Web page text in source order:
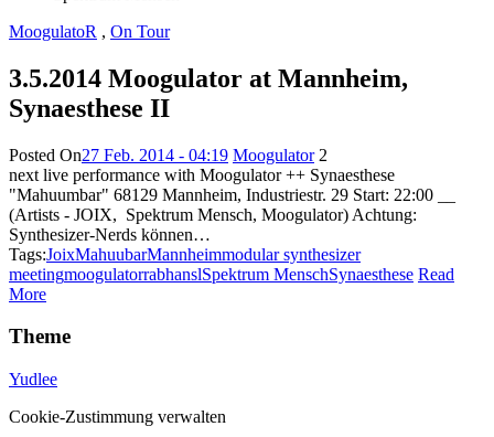
MoogulatoR , On Tour
3.5.2014 Moogulator at Mannheim,
Synaesthese II
Posted On27 Feb. 2014 - 04:19 Moogulator 2
next live performance with Moogulator ++ Synaesthese
"Mahuumbar" 68129 Mannheim, Industriestr. 29 Start: 22:00 __
(Artists - JOIX, Spektrum Mensch, Moogulator) Achtung:
Synthesizer-Nerds können…
Tags:JoixMahuubarMannheimmodular synthesizer
meetingmoogulatorrabhanslSpektrum MenschSynaesthese Read
More
Theme
Yudlee
Cookie-Zustimmung verwalten